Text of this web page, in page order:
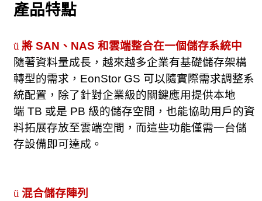
產品特點
ü 將SAN 、 NAS 和雲端整合在一個儲存系統中
隨著資料量成長，越來越多企業有基礎儲存架構
轉型的需求， EonStorGS 可以隨實際需求調整系
統配置，除了針對企業級的關鍵應用提供本地
端 TB 或是 PB 級的儲存空間，也能協助用戶的資
料拓展存放至雲端空間，而這些功能僅需一台儲
存設備即可達成。
ü 混合儲存陣列